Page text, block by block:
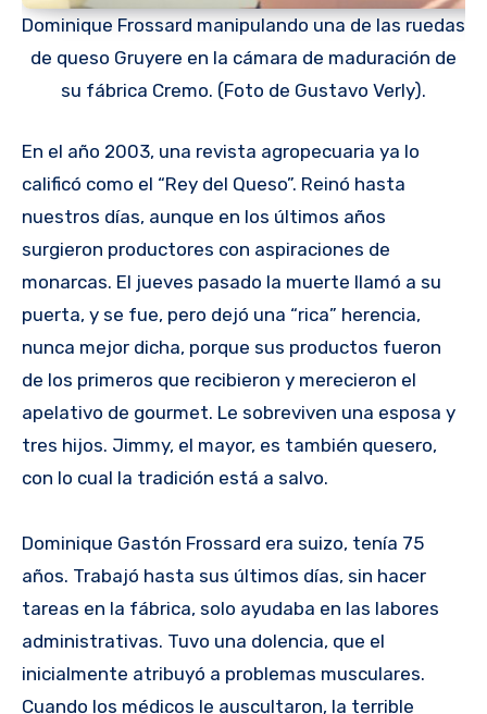
Dominique Frossard manipulando una de las ruedas
de queso Gruyere en la cámara de maduración de
su fábrica Cremo. (Foto de Gustavo Verly).
En el año 2003, una revista agropecuaria ya lo
calificó como el “Rey del Queso”. Reinó hasta
nuestros días, aunque en los últimos años
surgieron productores con aspiraciones de
monarcas. El jueves pasado la muerte llamó a su
puerta, y se fue, pero dejó una “rica” herencia,
nunca mejor dicha, porque sus productos fueron
de los primeros que recibieron y merecieron el
apelativo de gourmet. Le sobreviven una esposa y
tres hijos. Jimmy, el mayor, es también quesero,
con lo cual la tradición está a salvo.
Dominique Gastón Frossard era suizo, tenía 75
años. Trabajó hasta sus últimos días, sin hacer
tareas en la fábrica, solo ayudaba en las labores
administrativas. Tuvo una dolencia, que el
inicialmente atribuyó a problemas musculares.
Cuando los médicos le auscultaron, la terrible